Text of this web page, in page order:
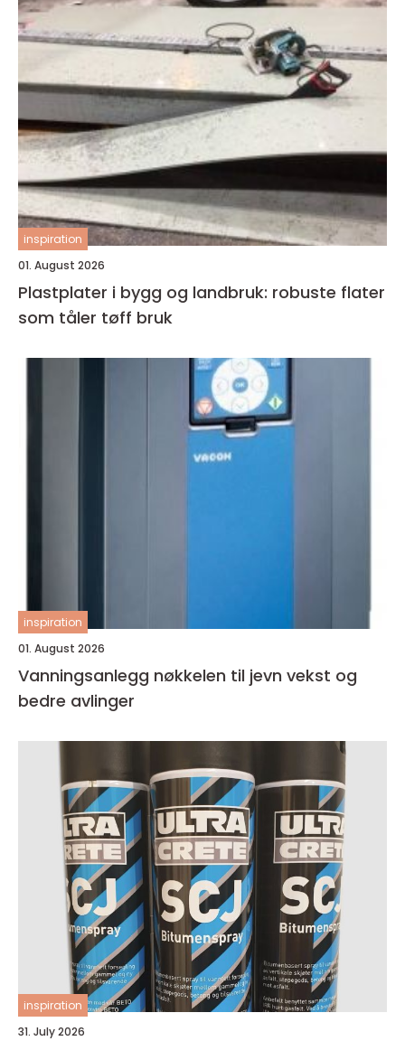
inspiration
01. August 2026
Plastplater i bygg og landbruk: robuste flater
som tåler tøff bruk
inspiration
01. August 2026
Vanningsanlegg nøkkelen til jevn vekst og
bedre avlinger
inspiration
31. July 2026